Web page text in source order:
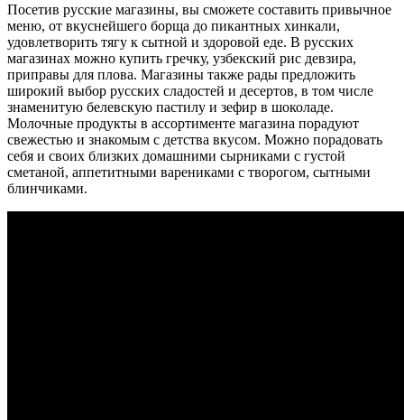
Посетив русские магазины, вы сможете составить привычное
меню, от вкуснейшего борща до пикантных хинкали,
удовлетворить тягу к сытной и здоровой еде. В русских
магазинах можно купить гречку, узбекский рис девзира,
приправы для плова. Магазины также рады предложить
широкий выбор русских сладостей и десертов, в том числе
знаменитую белевскую пастилу и зефир в шоколаде.
Молочные продукты в ассортименте магазина порадуют
свежестью и знакомым с детства вкусом. Можно порадовать
себя и своих близких домашними сырниками с густой
сметаной, аппетитными варениками с творогом, сытными
блинчиками.